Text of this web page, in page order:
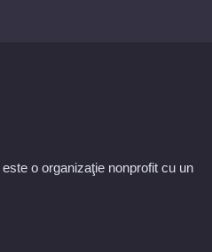
este o organizaţie nonprofit cu un